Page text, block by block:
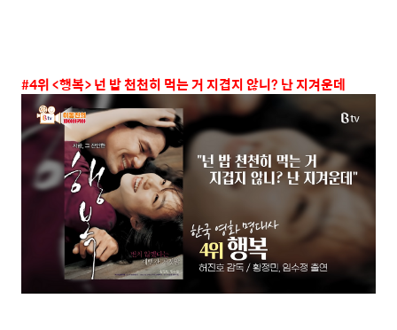
#4위<행복>넌 밥 천천히 먹는 거 지겹지 않니? 난 지겨운데